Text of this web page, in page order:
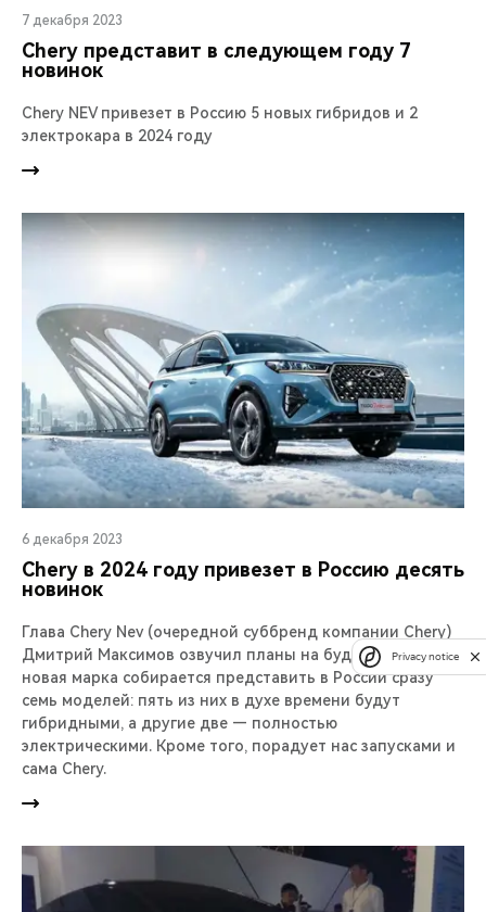
7 декабря 2023
Chery представит в следующем году 7
новинок
Chery NEV привезет в Россию 5 новых гибридов и 2
электрокара в 2024 году
6 декабря 2023
Chery в 2024 году привезет в Россию десять
новинок
Глава Chery Nev (очередной суббренд компании Chery)
Дмитрий Максимов озвучил планы на будущий год. Так,
новая марка собирается представить в России сразу
семь моделей: пять из них в духе времени будут
гибридными, а другие две — полностью
электрическими. Кроме того, порадует нас запусками и
сама Chery.
Privacy notice